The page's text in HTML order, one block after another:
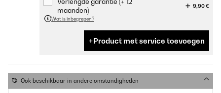
maanden)
9,90 €
Wat is inbegrepen?
Product met service toevoegen
Ook beschikbaar in andere omstandigheden